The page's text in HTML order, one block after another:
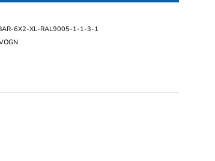
6X2-XL-RAL9005-1-1-3-1